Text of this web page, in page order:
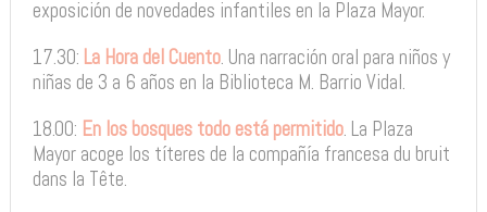
exposición de novedades infantiles en la Plaza Mayor.
17.30: La Hora del Cuento. Una narración oral para niños y
niñas de 3 a 6 años en la Biblioteca M. Barrio Vidal.
18.00: En los bosques todo está permitido. La Plaza
Mayor acoge los títeres de la compañía francesa du bruit
dans la Tête.